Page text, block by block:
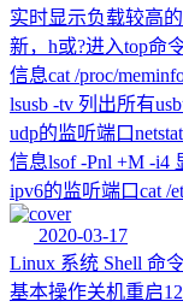
实时显示负载较高
新，h或?进入top命
信息cat /proc/
lsusb -tv 列出所有
udp的监听端口
信息lsof -Pnl +M -i4
ipv6的监听端口cat /
2020-03-17
Linux 系统 Shell 命
基本操作关机重启